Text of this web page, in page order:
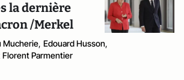
la dernière
/Merkel
Mucherie, Edouard Husson,
Florent Parmentier